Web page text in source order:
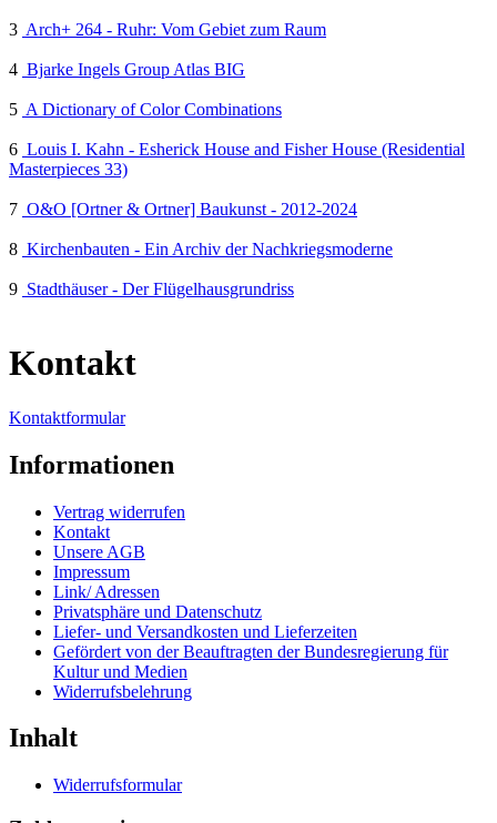
3 Arch+ 264 - Ruhr: Vom Gebiet zum Raum
4 Bjarke Ingels Group Atlas BIG
5 A Dictionary of Color Combinations
6 Louis I. Kahn - Esherick House and Fisher House (Residential
Masterpieces 33)
7 O&O [Ortner & Ortner] Baukunst - 2012-2024
8 Kirchenbauten - Ein Archiv der Nachkriegsmoderne
9 Stadthäuser - Der Flügelhausgrundriss
Kontakt
Kontaktformular
Informationen
Vertrag widerrufen
Kontakt
Unsere AGB
Impressum
Link/ Adressen
Privatsphäre und Datenschutz
Liefer- und Versandkosten und Lieferzeiten
Gefördert von der Beauftragten der Bundesregierung für
Kultur und Medien
Widerrufsbelehrung
Inhalt
Widerrufsformular